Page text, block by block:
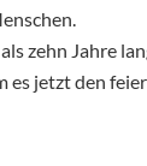
zehn Jahre
es jetzt den